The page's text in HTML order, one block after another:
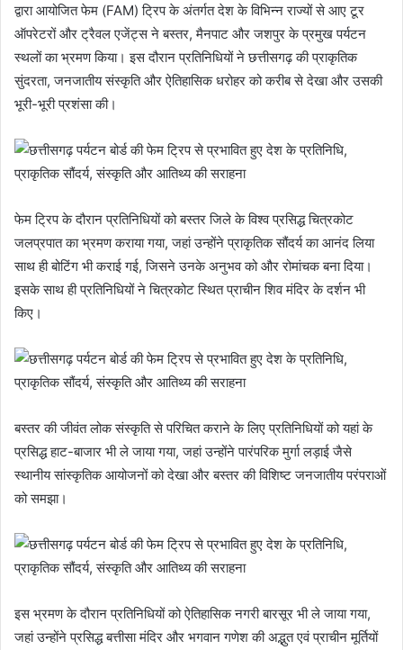
द्वारा आयोजित फेम (FAM) ट्रिप के अंतर्गत देश के विभिन्न राज्यों से आए टूर
ऑपरेटरों और ट्रैवल एजेंट्स ने बस्तर, मैनपाट और जशपुर के प्रमुख पर्यटन
स्थलों का भ्रमण किया। इस दौरान प्रतिनिधियों ने छत्तीसगढ़ की प्राकृतिक
सुंदरता, जनजातीय संस्कृति और ऐतिहासिक धरोहर को करीब से देखा और उसकी
भूरी-भूरी प्रशंसा की।
फेम ट्रिप के दौरान प्रतिनिधियों को बस्तर जिले के विश्व प्रसिद्ध चित्रकोट
जलप्रपात का भ्रमण कराया गया, जहां उन्होंने प्राकृतिक सौंदर्य का आनंद लिया
साथ ही बोटिंग भी कराई गई, जिसने उनके अनुभव को और रोमांचक बना दिया।
इसके साथ ही प्रतिनिधियों ने चित्रकोट स्थित प्राचीन शिव मंदिर के दर्शन भी
किए।
बस्तर की जीवंत लोक संस्कृति से परिचित कराने के लिए प्रतिनिधियों को यहां के
प्रसिद्ध हाट-बाजार भी ले जाया गया, जहां उन्होंने पारंपरिक मुर्गा लड़ाई जैसे
स्थानीय सांस्कृतिक आयोजनों को देखा और बस्तर की विशिष्ट जनजातीय परंपराओं
को समझा।
इस भ्रमण के दौरान प्रतिनिधियों को ऐतिहासिक नगरी बारसूर भी ले जाया गया,
जहां उन्होंने प्रसिद्ध बत्तीसा मंदिर और भगवान गणेश की अद्भुत एवं प्राचीन मूर्तियों